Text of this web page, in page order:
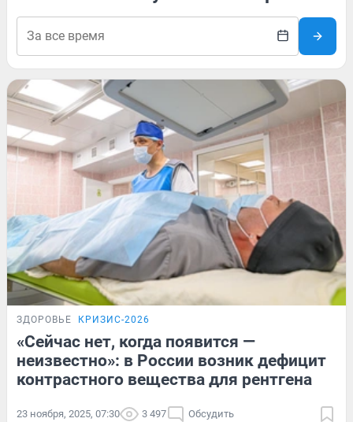
ЗДОРОВЬЕ КРИЗИС-2026
«Сейчас нет, когда появится —
неизвестно»: в России возник дефицит
контрастного вещества для рентгена
23 ноября, 2025, 07:30 3 497 Обсудить